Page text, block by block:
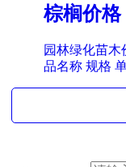
棕榈价格
园林绿化苗
品名称 规格